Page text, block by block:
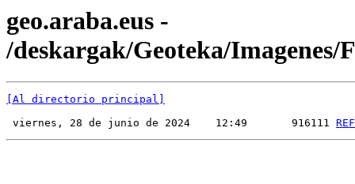
geo.araba.eus -
/deskargak/Geoteka/Imagenes/
[Al directorio principal]
viernes, 28 de junio de 2024    12:49       916111